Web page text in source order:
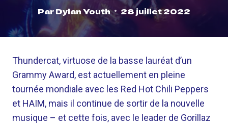
ParDylan Youth 28 juillet 2022
Thundercat, virtuose de la basse lauréat d’un
Grammy Award, est actuellement en pleine
tournée mondiale avec les Red Hot Chili Peppers
et HAIM, mais il continue de sortir de la nouvelle
musique – et cette fois, avec le leader de Gorillaz